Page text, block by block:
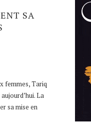
SA
femmes, Tariq
La
sa mise en